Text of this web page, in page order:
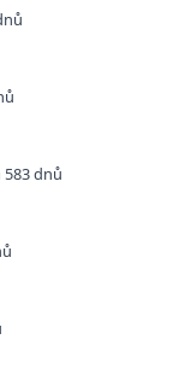
583 dnů